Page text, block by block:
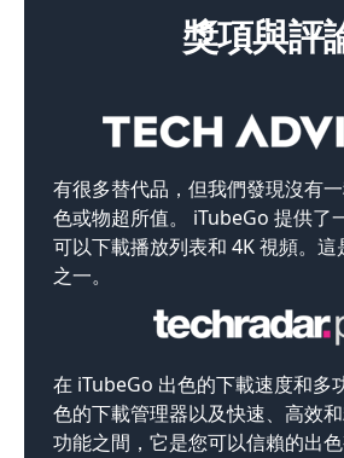
獎項與評
有很多替代品，但我們發現沒有
色或物超所值。 iTubeGo 提供了
可以下載播放列表和 4K 視頻。
之一。
在 iTubeGo 出色的下載速度和多
色的下載管理器以及快速、高效
功能之間，它是您可以信賴的出色